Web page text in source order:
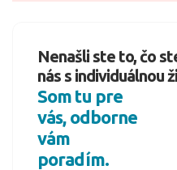
Nenašli ste to, čo
nás s individuálnou
Som tu pre
vás, odborne
vám
poradím.